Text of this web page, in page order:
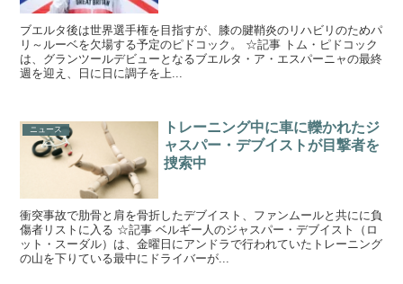
ブエルタ後は世界選手権を目指すが、膝の腱鞘炎のリハビリのためパ
リ～ルーベを欠場する予定のピドコック。 ☆記事 トム・ピドコック
は、グランツールデビューとなるブエルタ・ア・エスパーニャの最終
週を迎え、日に日に調子を上...
ニュース
トレーニング中に車に轢かれたジ
ャスパー・デブイストが目撃者を
捜索中
衝突事故で肋骨と肩を骨折したデブイスト、ファンムールと共にに負
傷者リストに入る ☆記事 ベルギー人のジャスパー・デブイスト（ロ
ット・スーダル）は、金曜日にアンドラで行われていたトレーニング
の山を下りている最中にドライバーが...